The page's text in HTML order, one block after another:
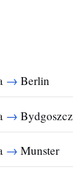
→ Berlin
→ Bydgoszcz
→ Munster